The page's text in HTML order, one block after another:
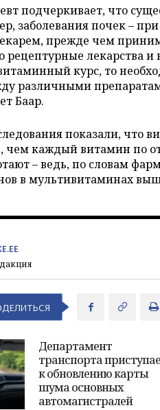
подчеркивает, что
заболевания почек –
прежде чем
рецептурные лекарства
курс, то
различными
Баар.
показали, что
каждый витамин по
– ведь, по словам
в мультивитаминах
Департамент
транспорта
к обновлению карты
шума основных
автомагистралей